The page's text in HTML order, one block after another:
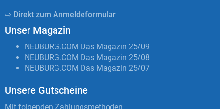
⇨ Direkt zum Anmeldeformular
Unser Magazin
NEUBURG.COM Das Magazin 25/09
NEUBURG.COM Das Magazin 25/08
NEUBURG.COM Das Magazin 25/07
Unsere Gutscheine
Mit folgenden Zahlungsmethoden